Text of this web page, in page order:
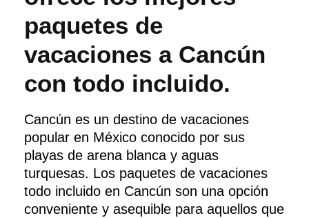
paquetes de
vacaciones a Cancún
con todo incluido.
Cancún es un destino de vacaciones
popular en México conocido por sus
playas de arena blanca y aguas
turquesas. Los paquetes de vacaciones
todo incluido en Cancún son una opción
conveniente y asequible para aquellos que